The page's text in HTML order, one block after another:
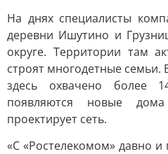
На днях специалисты
деревни Ишутино и
округе. Территории там
строят многодетные семьи.
здесь охвачено более
появляются новые
проектирует сеть.
«С «Ростелекомом» давно